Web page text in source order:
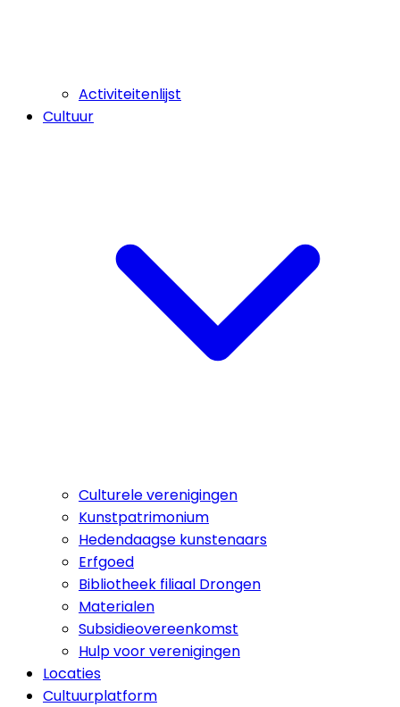
Activiteitenlijst
Cultuur
Culturele verenigingen
Kunstpatrimonium
Hedendaagse kunstenaars
Erfgoed
Bibliotheek filiaal Drongen
Materialen
Subsidieovereenkomst
Hulp voor verenigingen
Locaties
Cultuurplatform